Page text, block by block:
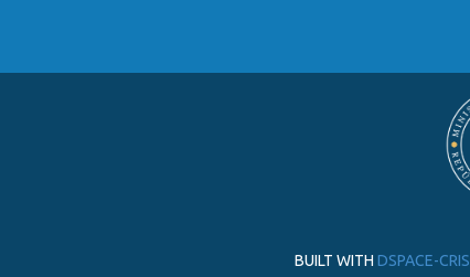
BUILT WITH DSPACE-CRIS